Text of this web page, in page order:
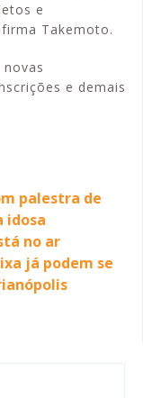
e
Takemoto.
e demais
palestra de
idosa
no ar
já podem se